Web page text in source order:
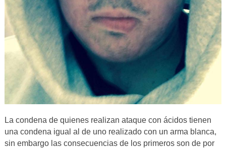
La condena de quienes realizan ataque con ácidos tienen
una condena igual al de uno realizado con un arma blanca,
sin embargo las consecuencias de los primeros son de por